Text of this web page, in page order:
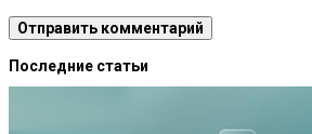
Последние статьи